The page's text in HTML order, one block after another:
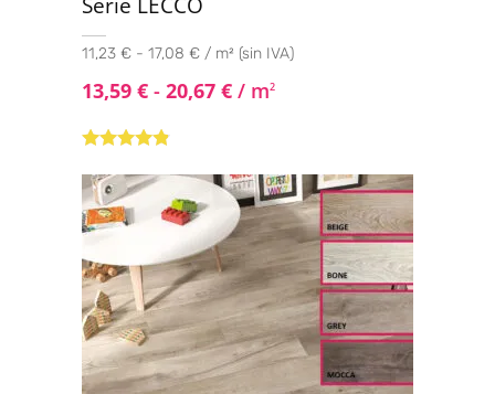
Serie LECCO
11,23 € - 17,08 € / m² (sin IVA)
13,59 € - 20,67 € / m2
con4.67de
5